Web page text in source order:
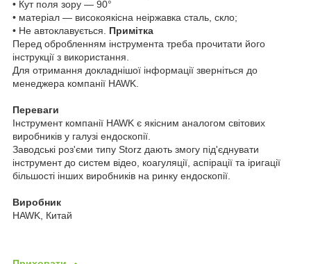
• Кут поля зору — 90°
• матеріал — високоякісна неіржавка сталь, скло;
• Не автоклавується. Примітка
Перед обробленням інструмента треба прочитати його
інструкції з використання.
Для отримання докладнішої інформації зверніться до
менеджера компанії HAWK.
Переваги
Інструмент компанії HAWK є якісним аналогом світових
виробників у галузі ендоскопії.
Заводські роз'єми типу Storz дають змогу під'єднувати
інструмент до систем відео, коагуляції, аспірації та іригації
більшості інших виробників на ринку ендоскопії.
Виробник
HAWK, Китай